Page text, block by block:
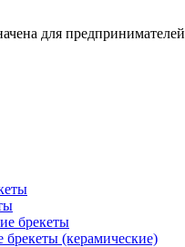
для предпринимателей
брекеты
брекеты (керамические)